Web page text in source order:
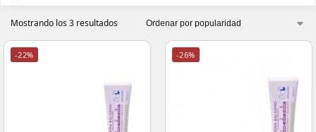
Mostrando los 3 resultados
-22% -26%